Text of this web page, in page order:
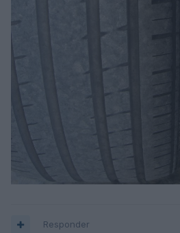
Responder